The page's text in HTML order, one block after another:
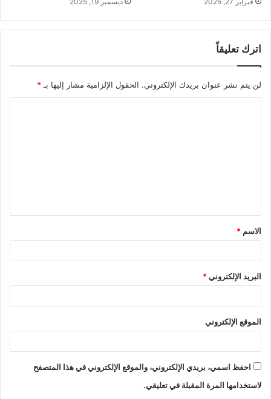
اترك تعليقاً
لن يتم نشر عنوان بريدك الإلكتروني. الحقول الإلزامية مشار إليها بـ *
ق
*
الاسم *
البريد الإلكتروني*
الموقع الإلكتروني
احفظ اسمي، بريدي الإلكتروني، والموقع الإلكتروني في هذا المتصفح
لاستخدامها المرة المقبلة في تعليقي.